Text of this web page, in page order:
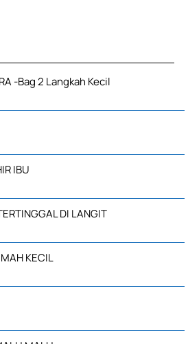
-Bag 2 Langkah Kecil
IBU
DI LANGIT
KECIL